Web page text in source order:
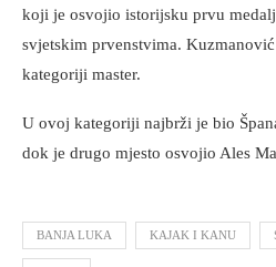
koji je osvojio istorijsku prvu
svjetskim prvenstvima.
kategoriji master.
U ovoj kategoriji najbrži je bio
dok je drugo mjesto osvojio Ales
BANJA LUKA KAJAK I KANU